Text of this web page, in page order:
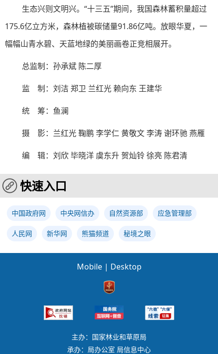
生态兴则文明兴。“十三五”期间，我国森林蓄积量超过
175.6亿立方米，森林植被碳储量91.86亿吨。放眼华夏，一
幅幅山青水碧、天蓝地绿的美丽画卷正竞相展开。
总监制：孙承斌 陈二厚
监 制：刘洁 郑卫 兰红光 赖向东 王建华
统 筹：鱼澜
摄 影：兰红光 鞠鹏 李学仁 黄敬文 李涛 谢环驰 燕雁
编 辑：刘欣 毕晓洋 虞东升 贺灿铃 徐亮 陈君清
快速入口
中国政府网 中央网信办 自然资源部 应急管理部
人民网 新华网 熊猫频道 秘境之眼
Mobile | Desktop
主办：国家林业和草原局
承办：局办公室 局信息中心